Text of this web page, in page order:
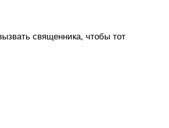
священника, чтобы тот